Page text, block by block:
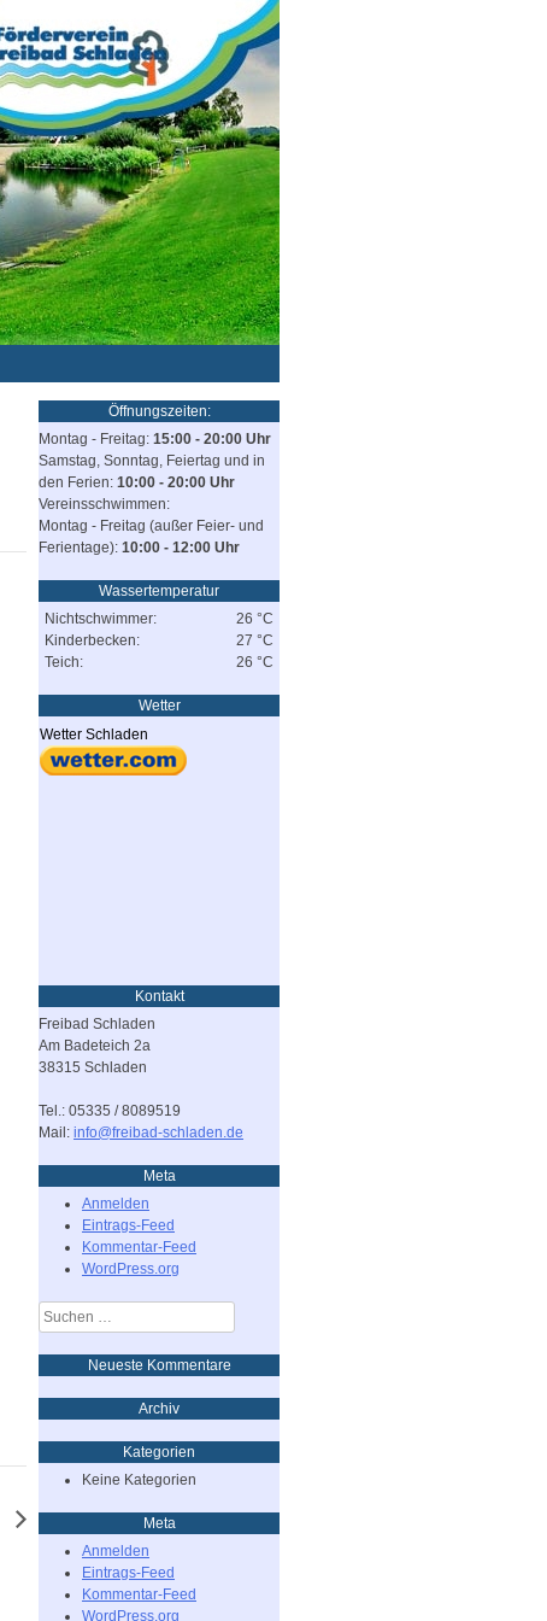
Öffnungszeiten:
Montag - Freitag: 15:00 - 20:00 Uhr
Samstag, Sonntag, Feiertag und in
den Ferien: 10:00 - 20:00 Uhr
Vereinsschwimmen:
Montag - Freitag (außer Feier- und
Ferientage): 10:00 - 12:00 Uhr
Wassertemperatur
Nichtschwimmer:
26 °C
Kinderbecken:
27 °C
Teich:
26 °C
Wetter
Wetter Schladen
Kontakt
Freibad Schladen
Am Badeteich 2a
38315 Schladen
Tel.: 05335 / 8089519
Mail: info@freibad-schladen.de
Meta
Anmelden
Eintrags-Feed
Kommentar-Feed
WordPress.org
Suchen
nach:
Neueste Kommentare
Archiv
Kategorien
Keine Kategorien
Meta
Anmelden
Eintrags-Feed
Kommentar-Feed
WordPress.org